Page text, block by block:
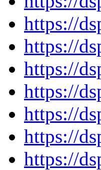
https://
https://
https://
https://
https://
https://
https://